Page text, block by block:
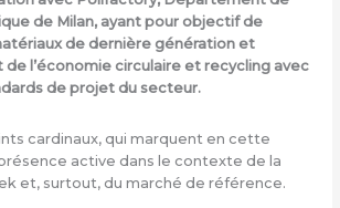
de Milan, ayant pour objectif de
de dernière génération et
de l’économie circulaire et recycling avec
de projet du secteur.
cardinaux, qui marquent en cette
active dans le contexte de la
et, surtout, du marché de référence.